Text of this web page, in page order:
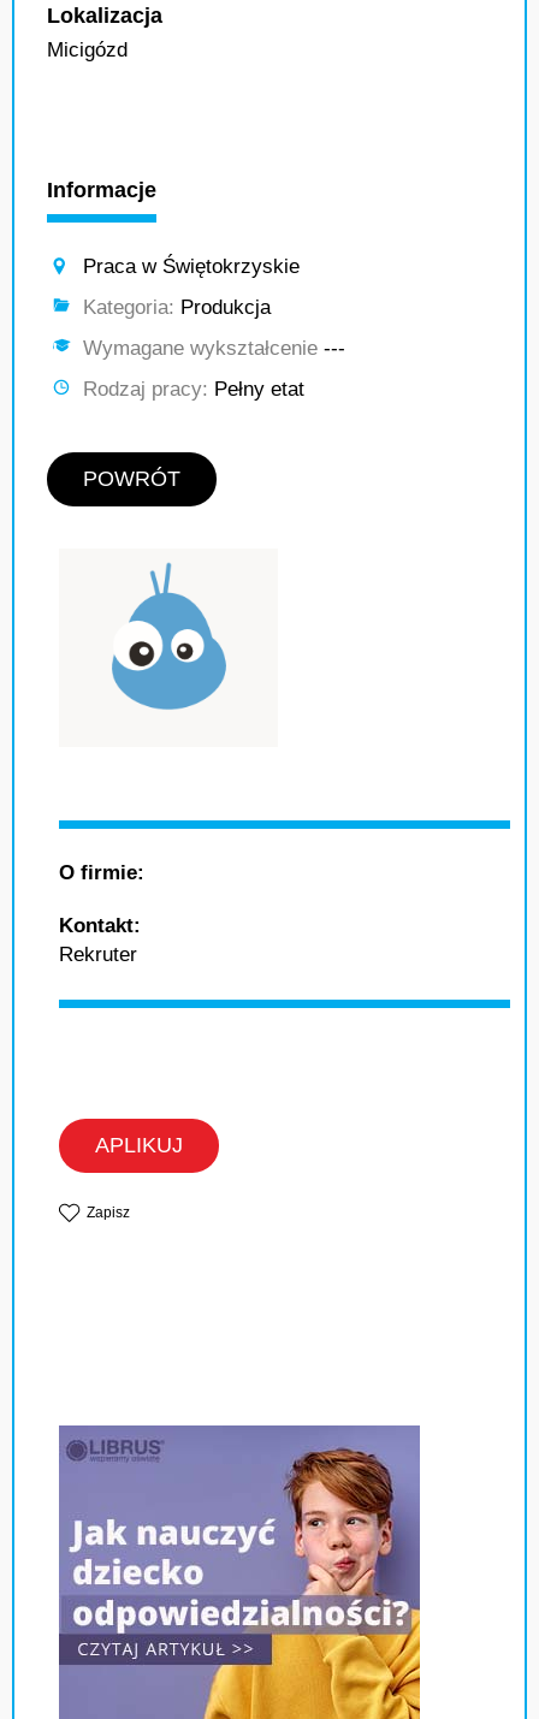
Lokalizacja
Micigózd
Informacje
Praca w Świętokrzyskie
Kategoria: Produkcja
Wymagane wykształcenie ---
Rodzaj pracy: Pełny etat
POWRÓT
O firmie:
Kontakt:
Rekruter
APLIKUJ
Zapisz